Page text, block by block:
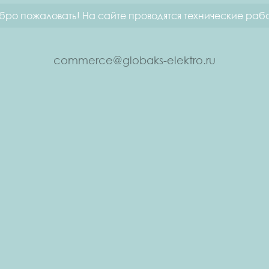
пожаловать! На сайте проводятся технические
commerce@globaks-elektro.ru